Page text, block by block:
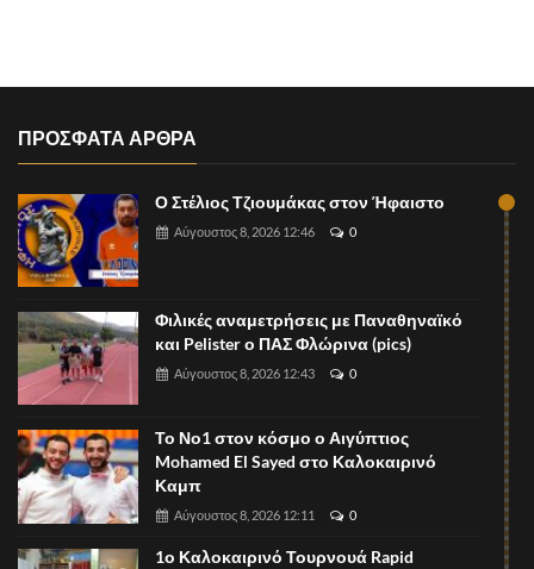
ΠΡΟΣΦΑΤΑ ΑΡΘΡΑ
Ο Στέλιος Τζιουμάκας στον Ήφαιστο
Αύγουστος 8, 2026 12:46 0
Φιλικές αναμετρήσεις με Παναθηναϊκό
και Pelister ο ΠΑΣ Φλώρινα (pics)
Αύγουστος 8, 2026 12:43 0
Το Νο1 στον κόσμο ο Αιγύπτιος
Mohamed El Sayed στο Καλοκαιρινό
Καμπ
Αύγουστος 8, 2026 12:11 0
1ο Καλοκαιρινό Τουρνουά Rapid